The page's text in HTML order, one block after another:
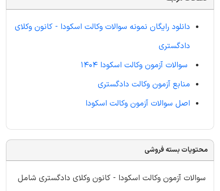
دانلود رایگان نمونه سوالات وکالت اسکودا - کانون وکلای
دادگستری
سوالات آزمون وکالت اسکودا 1404
منابع آزمون وکالت دادگستری
اصل سوالات آزمون وکالت اسکودا
محتویات بسته فروشی
سوالات آزمون وکالت اسکودا - کانون وکلای دادگستری شامل